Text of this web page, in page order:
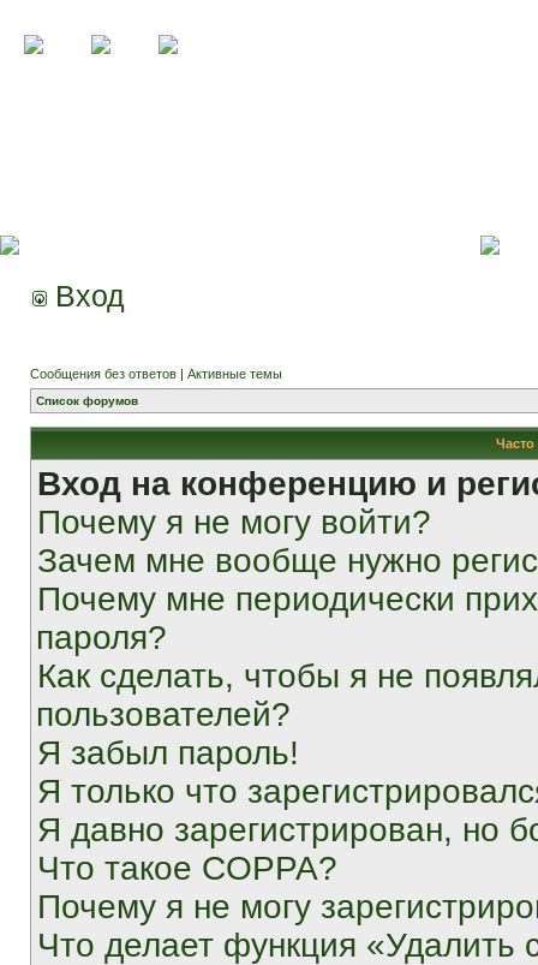
Вход
Сообщения без ответов | Активные темы
Список форумов
Вход на конференцию и
Почему я не могу войти?
Зачем мне вообще нужно
Почему мне периодически
пароля?
Как сделать, чтобы я не
пользователей?
Я забыл пароль!
Я только что
Я давно зарегистрирован, но
Что такое COPPA?
Почему я не могу
Что делает функция «Удалить